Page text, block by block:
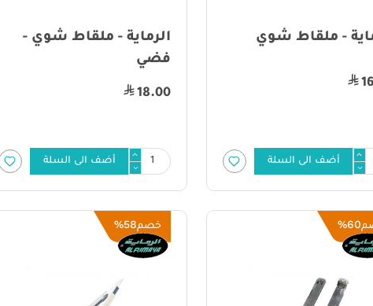
- ملقاط شوي
أضف الى السلة
الرماية - ملقاط شوي -
فضي
18.00
أضف الى السلة
60% خصم58%